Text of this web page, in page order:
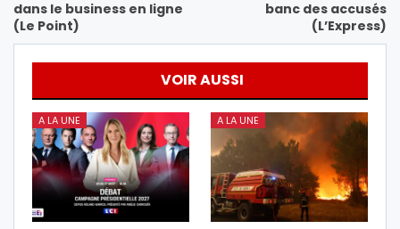
dans le business en ligne
(Le Point)
banc des accusés
(L’Express)
VOIR AUSSI
A LA UNE A LA UNE